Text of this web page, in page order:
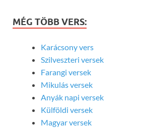
MÉG TÖBB VERS:
Karácsony vers
Szilveszteri versek
Farangi versek
Mikulás versek
Anyák napi versek
Külföldi versek
Magyar versek